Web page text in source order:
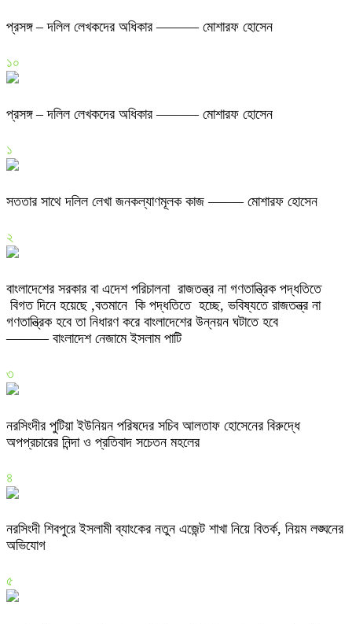
প্রসঙ্গ – দলিল লেখকদের অধিকার ——— মোশারফ হোসেন
১০
প্রসঙ্গ – দলিল লেখকদের অধিকার ——— মোশারফ হোসেন
১
সততার সাথে দলিল লেখা জনকল্যাণমূলক কাজ ——– মোশারফ হোসেন
২
বাংলাদেশের সরকার বা এদেশ পরিচালনা রাজতন্ত্র না গণতান্ত্রিক পদ্ধতিতে
বিগত দিনে হয়েছে ,বতমানে কি পদ্ধতিতে হচ্ছে, ভবিষ্যতে রাজতন্ত্র না
গণতান্ত্রিক হবে তা নিধারণ করে বাংলাদেশের উন্নয়ন ঘটাতে হবে
——— বাংলাদেশ নেজামে ইসলাম পাটি
৩
নরসিংদীর পুটিয়া ইউনিয়ন পরিষদের সচিব আলতাফ হোসেনের বিরুদ্ধে
অপপ্রচারের নিন্দা ও প্রতিবাদ সচেতন মহলের
৪
নরসিংদী শিবপুরে ইসলামী ব্যাংকের নতুন এজেন্ট শাখা নিয়ে বিতর্ক, নিয়ম লঙ্ঘনের
অভিযোগ
৫